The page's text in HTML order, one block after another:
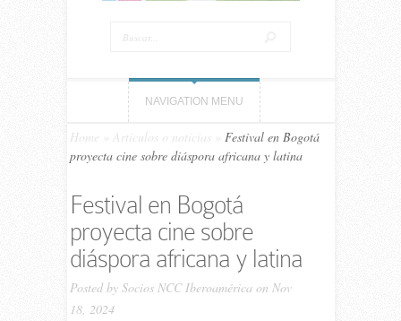
NAVIGATION MENU
Home Artículos o noticias
Festival en Bogotá
proyecta cine sobre diáspora africana y latina
Festival en Bogotá
proyecta cine sobre
diáspora africana y latina
Posted by Socios NCC Iberoamérica on Nov
18, 2024